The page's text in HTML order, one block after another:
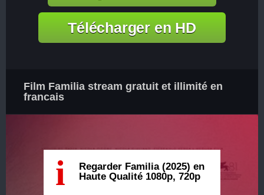
Télécharger en HD
Film Familia stream gratuit et illimité en
francais
i
Regarder Familia (2025) en
Haute Qualité 1080p, 720p